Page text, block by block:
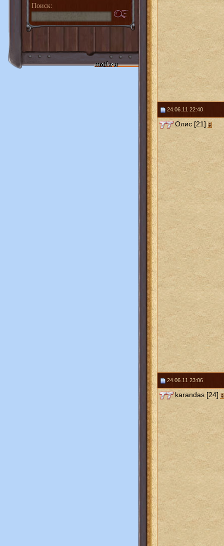
Поиск:
24.06.11 22:40
Олис [21]
24.06.11 23:06
karandas [24]